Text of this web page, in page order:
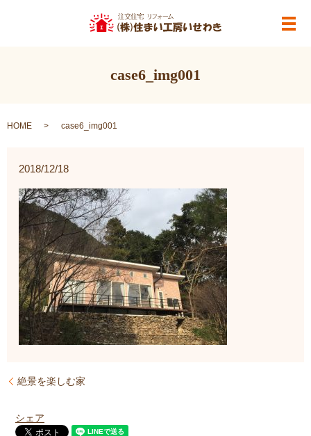
メ
case6_img001
HOME case6_img001
2018/12/18
絶景を楽しむ家
シェア